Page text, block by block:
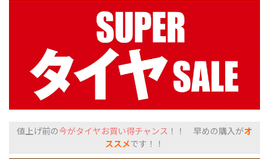
値上げ前の今がタイヤお買い得チャンス ！！ 早めの購入がオ
ススメです！！